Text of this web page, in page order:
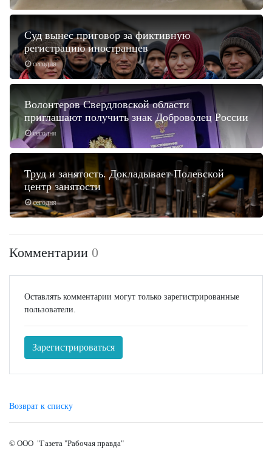
сегодня
Суд вынес приговор за фиктивную
регистрацию иностранцев
сегодня
Волонтеров Свердловской области
приглашают получить знак Доброволец России
сегодня
Труд и занятость. Докладывает Полевской
центр занятости
Комментарии 0
Оставлять комментарии могут только зарегистрированные
пользователи.
Зарегистрироваться
Возврат к списку
© ООО "Газета "Рабочая правда"